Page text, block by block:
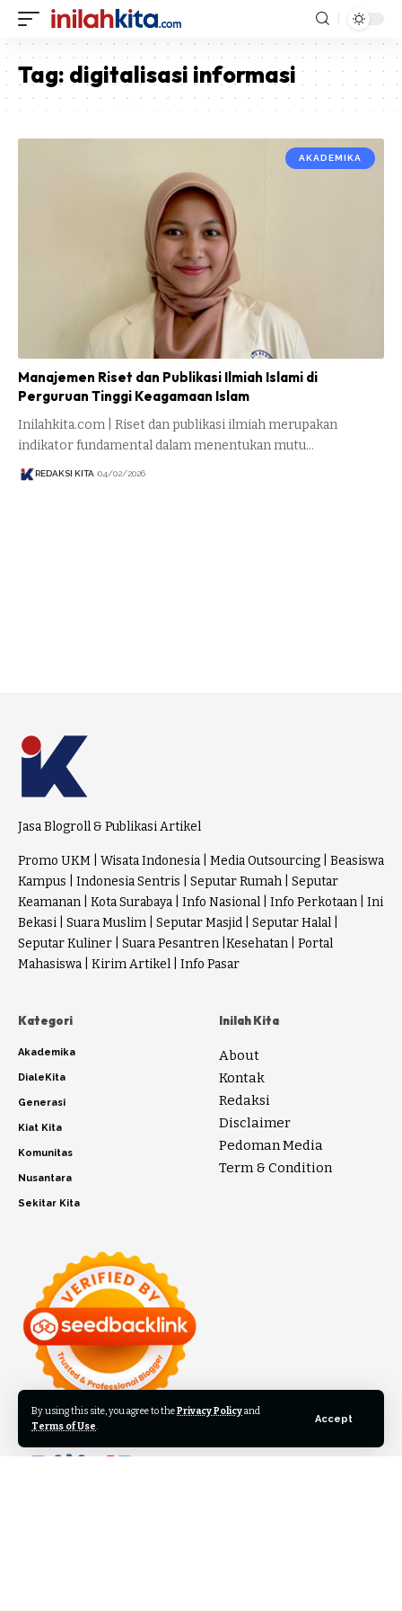
By using this site, you agree to thePrivacy Policyand
Terms of Use.
Accept
Tag: digitalisasi informasi
AKADEMIKA
Manajemen Riset dan Publikasi Ilmiah Islami di
Perguruan Tinggi Keagamaan Islam
Inilahkita.com | Riset dan publikasi ilmiah merupakan
indikator fundamental dalam menentukan mutu…
REDAKSI KITA 04/02/2026
Jasa Blogroll & Publikasi Artikel
Promo UKM Wisata Indonesia Media Outsourcing
Beasiswa
Kampus
Indonesia Sentris Seputar Rumah
Seputar
Keamanan
Kota Surabaya Info Nasional Info Perkotaan
Ini
Bekasi
Suara Muslim Seputar Masjid Seputar Halal
Seputar Kuliner
Suara Pesantren Kesehatan
Portal
Mahasiswa
Kirim Artikel Info Pasar
Kategori
Akademika
DialeKita
Generasi
Kiat Kita
Komunitas
Nusantara
Sekitar Kita
Inilah Kita
About
Kontak
Redaksi
Disclaimer
Pedoman Media
Term & Condition